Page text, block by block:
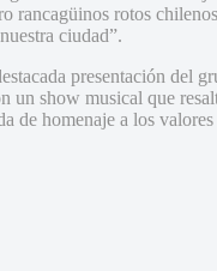
rancagüinos rotos
ciudad”.
presentación del
un show musical que
de homenaje a los